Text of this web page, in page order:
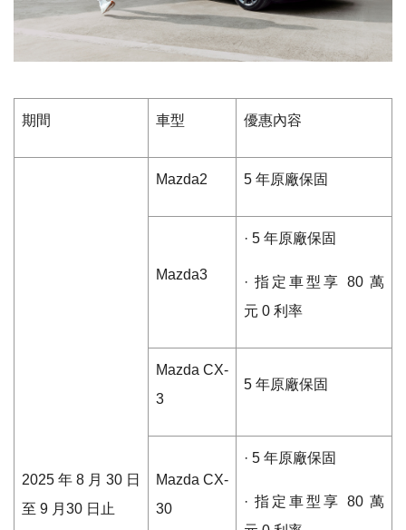
期間 車型 優惠內容
2025 年 8 月 30 日
至 9 月 30 日止
Mazda2 5 年原廠保固
Mazda3
· 5 年原廠保固
· 指定車型享 80 萬
元 0 利率
Mazda CX-
3
5 年原廠保固
Mazda CX-
30
· 5 年原廠保固
· 指定車型享 80 萬